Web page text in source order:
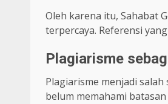
Oleh karena itu, Sahabat
terpercaya. Referensi
Plagiarisme
Plagiarisme menjadi
belum memahami